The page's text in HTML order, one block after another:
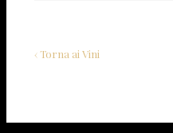
‹ Torna ai Vini